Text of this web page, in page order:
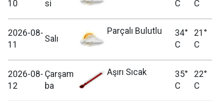
10 si C C
2026-08-
11
Salı
Parçalı Bulutlu
34°
C
21°
C
2026-08-
12
Çarşam
ba
Aşırı Sıcak
35°
C
22°
C